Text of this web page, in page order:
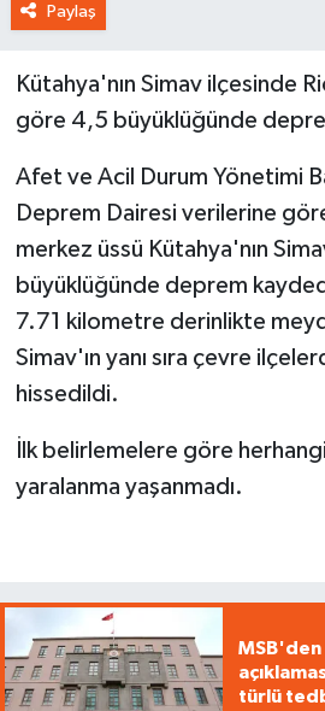
Paylaş
Kütahya'nın Simav ilçesinde
göre 4,5 büyüklüğünde
Afet ve Acil Durum Yönetimi
Deprem Dairesi verilerine
merkez üssü Kütahya'nın
büyüklüğünde deprem
7.71 kilometre derinlikte
Simav'ın yanı sıra çevre
hissedildi.
İlk belirlemelere göre
yaralanma yaşanmadı.
türlü